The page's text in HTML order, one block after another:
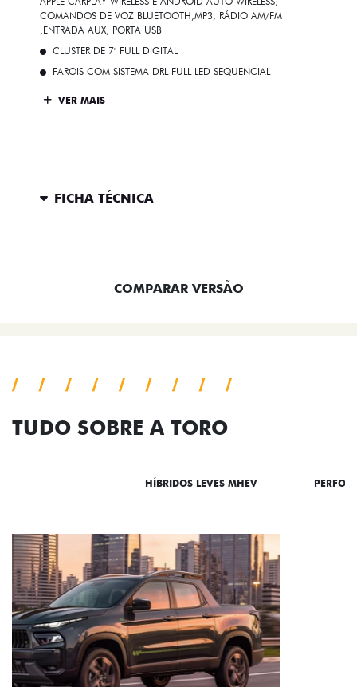
COMANDOS DE VOZ BLUETOOTH,MP3, RÁDIO AM/FM
,ENTRADA AUX, PORTA USB
CLUSTER DE 7" FULL DIGITAL
FAROIS COM SISTEMA DRL FULL LED SEQUENCIAL
VER MAIS
FICHA TÉCNICA
COMPARAR VERSÃO
TUDO SOBRE A TORO
HÍBRIDOS LEVES MHEV